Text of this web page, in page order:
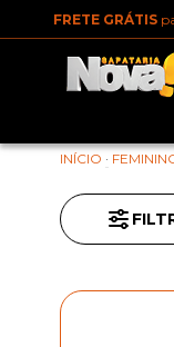
FRETE GRÁTIS
INÍCIO ·